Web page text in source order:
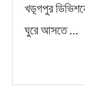
খড়্গপুর
ঘুরে আসতে …